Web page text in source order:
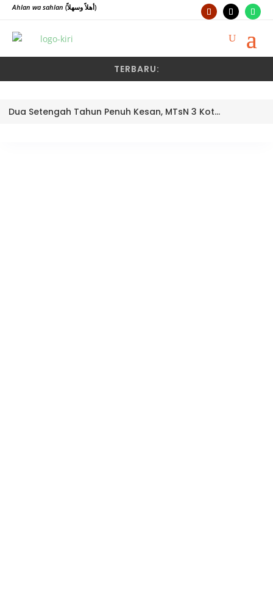
Ahlan wa sahlan (أهلاً وسهلاً)
TERBARU:
Dua Setengah Tahun Penuh Kesan, MTsN 3 Kota Padang Lepas Pengawas Pembina Dra. Nayusminar Nasrun